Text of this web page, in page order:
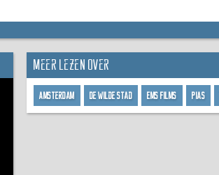
Meer lezen over
Amsterdam De wilde stad EMS Films PIAS